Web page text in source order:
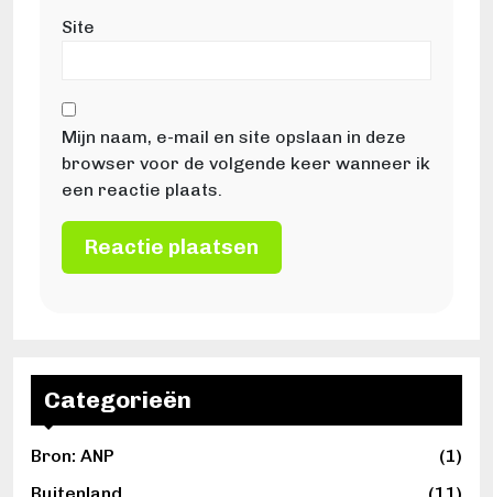
Categorieën
Bron: ANP
(1)
Site
Mijn naam, e-mail en site opslaan in deze
browser voor de volgende keer wanneer ik
een reactie plaats.